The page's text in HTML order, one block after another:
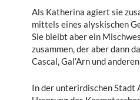
Als Katherina agiert sie
mittels eines alyskischen
Sie bleibt aber ein
zusammen, der aber dann
Cascal, Gal’Arn und
In der unterirdischen Stadt